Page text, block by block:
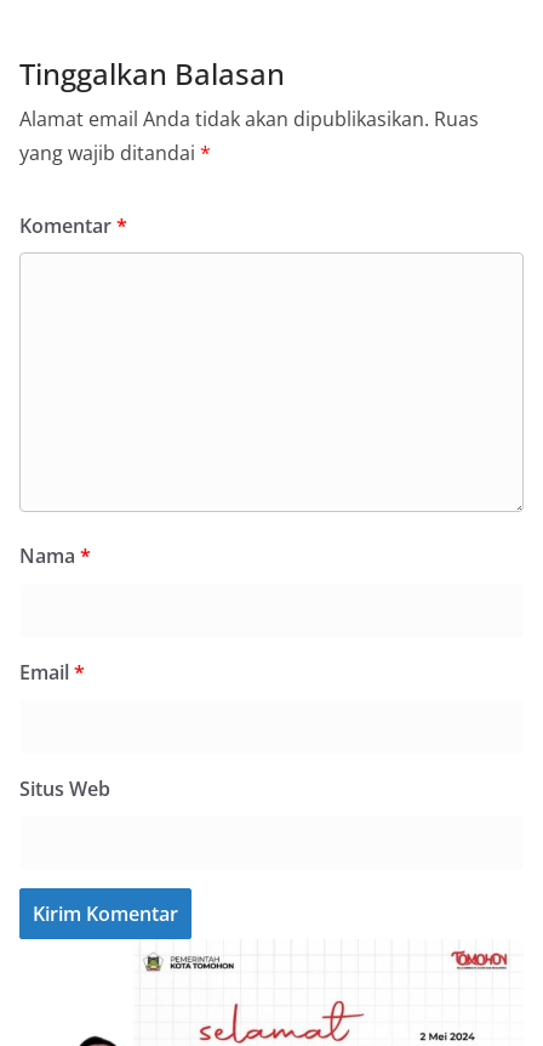
Tinggalkan Balasan
Alamat email Anda tidak akan dipublikasikan. Ruas
yang wajib ditandai *
Komentar*
Nama *
Email*
Situs Web